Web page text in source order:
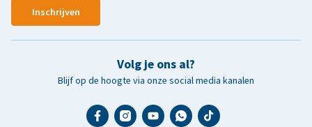
Inschrijven
Volg je ons al?
Blijf op de hoogte via onze social media kanalen